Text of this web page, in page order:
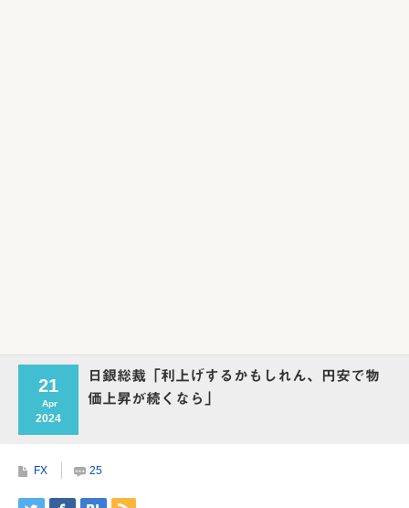
21
Apr
2024
日銀総裁「利上げするかもしれん、円安で物
価上昇が続くなら」
FX 25